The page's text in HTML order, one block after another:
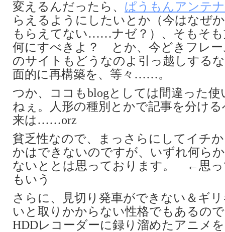
変えるんだったら、 ぱうもんアンテナ
らえるようにしたいとか（今はなぜ
もらえてない……ナゼ？）、そもそも
何にすべきよ？ とか、今どきフレ
のサイトもどうなのよ引っ越しする
面的に再構築を、等々……。
つか、ココもblogとしては間違った
ねぇ。人形の種別とかで記事を分け
来は……orz
貧乏性なので、まっさらにしてイチ
かはできないのですが、いずれ何ら
ないととは思っております。 ←思っ
もいう
さらに、見切り発車ができない＆ギ
いと取りかからない性格でもあるの
HDDレコーダーに録り溜めたアニメ